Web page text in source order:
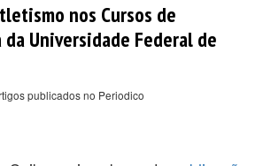
nos Cursos de
da Universidade Federal de
publicados no Periodico